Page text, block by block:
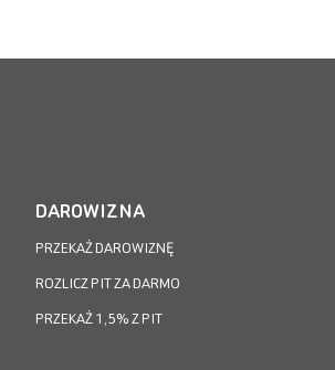
DAROWIZNA
PRZEKAŻ DAROWIZNĘ
ROZLICZ PIT ZA DARMO
PRZEKAŻ 1,5% Z PIT